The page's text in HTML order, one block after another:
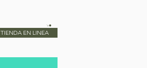
TIENDA EN LINEA